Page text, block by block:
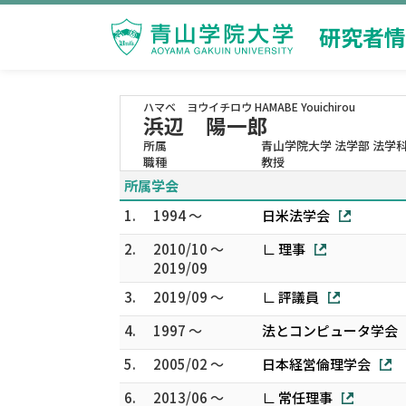
研究者
ハマベ ヨウイチロウ HAMABE Youichirou
浜辺 陽一郎
所属
青山学院大学 法学部 法学
職種
教授
所属学会
1.
1994 ～
日米法学会
2.
2010/10 ～
2019/09
∟ 理事
3. 2019/09 ～
∟ 評議員
4.
1997 ～
法とコンピュータ学会
5.
2005/02 ～
日本経営倫理学会
6.
2013/06 ～ ∟ 常任理事